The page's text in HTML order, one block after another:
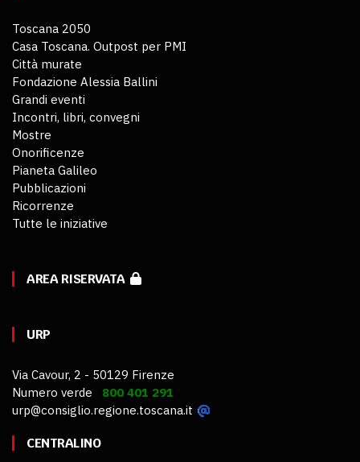
Toscana 2050
Casa Toscana. Outpost per PMI
Città murate
Fondazione Alessia Ballini
Grandi eventi
Incontri, libri, convegni
Mostre
Onorificenze
Pianeta Galileo
Pubblicazioni
Ricorrenze
Tutte le iniziative
AREA RISERVATA
URP
Via Cavour, 2 - 50129 Firenze
Numero verde 800 401 291
urp@consiglio.regione.toscana.it
CENTRALINO